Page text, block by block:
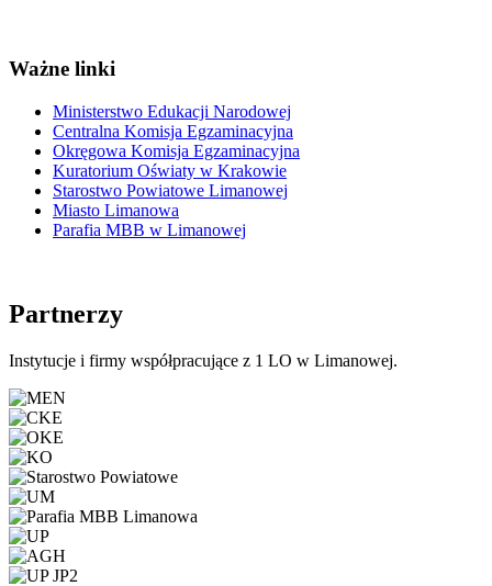
Ważne linki
Ministerstwo Edukacji Narodowej
Centralna Komisja Egzaminacyjna
Okręgowa Komisja Egzaminacyjna
Kuratorium Oświaty w Krakowie
Starostwo Powiatowe Limanowej
Miasto Limanowa
Parafia MBB w Limanowej
Partnerzy
Instytucje i firmy współpracujące z 1 LO w Limanowej.